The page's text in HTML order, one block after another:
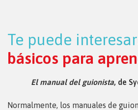
Te puede
básicos para
El manual del guionista, de
Normalmente, los manuales de